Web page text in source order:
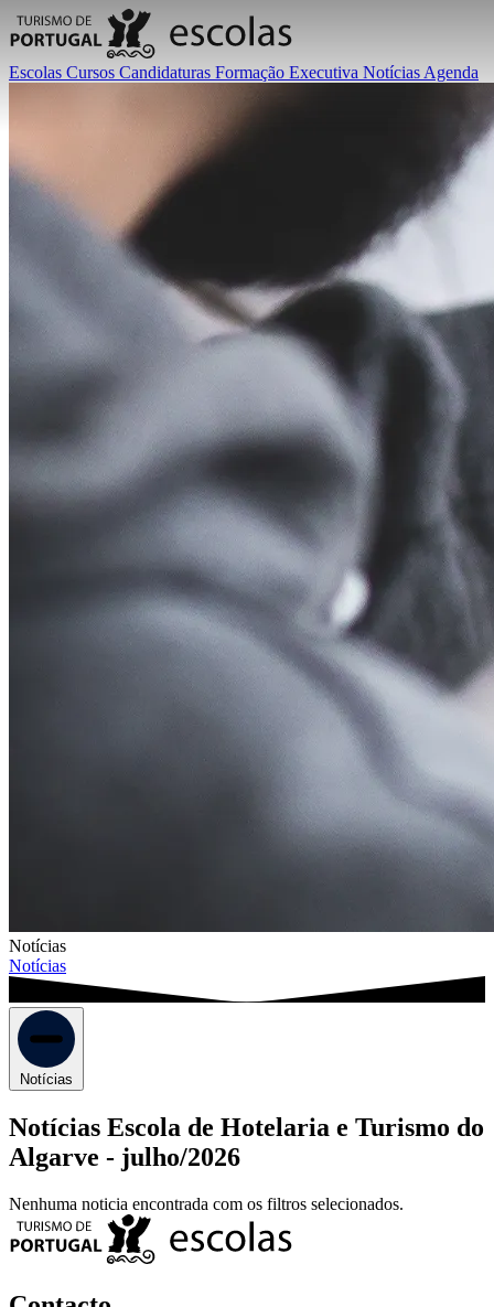
Escolas Cursos Candidaturas Formação Executiva Notícias Agenda
Notícias
Notícias
Notícias
Notícias Escola de Hotelaria e Turismo do
Algarve - julho/2026
Nenhuma noticia encontrada com os filtros selecionados.